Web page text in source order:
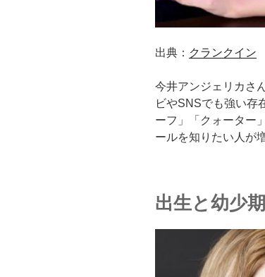
出典： クランクイン
今井アンジェリカさ
ビやSNSでも強い存
ーフ」「クォーター
ールを知りたい人が
出生と幼少